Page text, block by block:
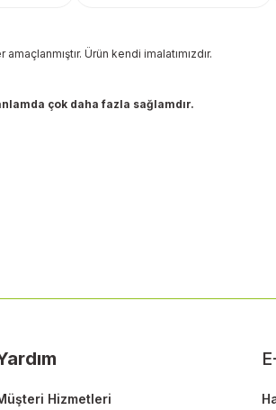
Ürün kendi imalatımızdır.
çok daha fazla sağlamdır.
Hizmetleri